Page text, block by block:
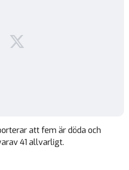
att fem är döda och
41 allvarligt.